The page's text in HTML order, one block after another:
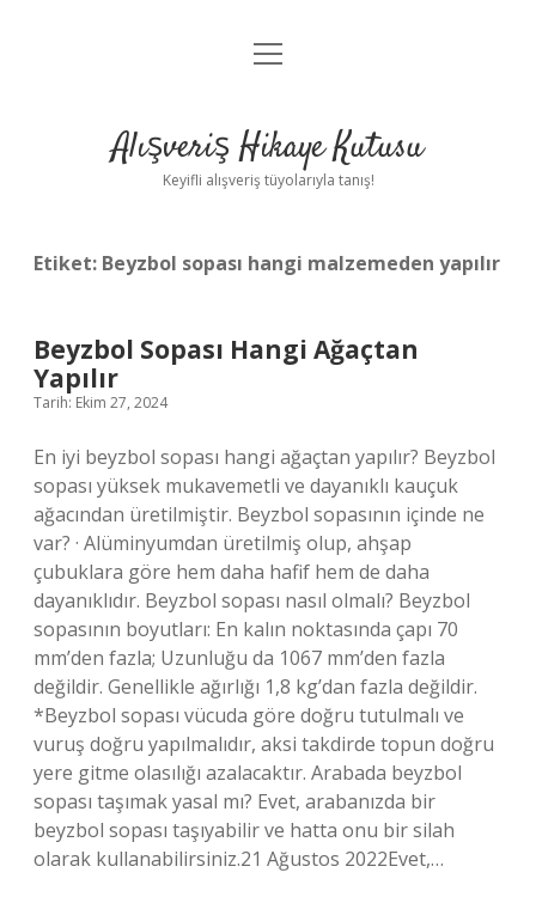
Anasayfa
Yasal Uyarı
menüyü
Alışveriş Hikaye Kutusu
Keyifli alışveriş tüyolarıyla tanış!
Etiket: Beyzbol sopası hangi malzemeden yapılır
Beyzbol Sopası Hangi Ağaçtan
Yapılır
Tarih: Ekim 27, 2024
En iyi beyzbol sopası hangi ağaçtan yapılır? Beyzbol
sopası yüksek mukavemetli ve dayanıklı kauçuk
ağacından üretilmiştir. Beyzbol sopasının içinde ne
var? · Alüminyumdan üretilmiş olup, ahşap
çubuklara göre hem daha hafif hem de daha
dayanıklıdır. Beyzbol sopası nasıl olmalı? Beyzbol
sopasının boyutları: En kalın noktasında çapı 70
mm’den fazla; Uzunluğu da 1067 mm’den fazla
değildir. Genellikle ağırlığı 1,8 kg’dan fazla değildir.
*Beyzbol sopası vücuda göre doğru tutulmalı ve
vuruş doğru yapılmalıdır, aksi takdirde topun doğru
yere gitme olasılığı azalacaktır. Arabada beyzbol
sopası taşımak yasal mı? Evet, arabanızda bir
beyzbol sopası taşıyabilir ve hatta onu bir silah
olarak kullanabilirsiniz.21 Ağustos 2022Evet,…